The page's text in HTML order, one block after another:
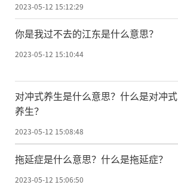
2023-05-12 15:12:29
你是我过不去的江东是什么意思？
2023-05-12 15:10:44
对冲式养生是什么意思？什么是对冲式
养生？
2023-05-12 15:08:48
拖延症是什么意思？什么是拖延症？
2023-05-12 15:06:50